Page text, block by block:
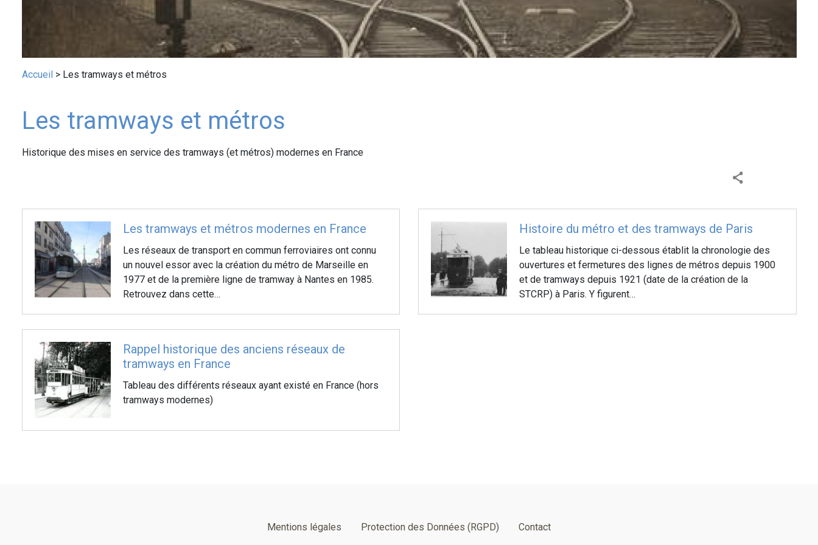
Fil
Accueil Les tramways et métros
Les tramways et métros
Contenu
Historique des mises en service des tramways (et métros) modernes en France
Les tramways et métros modernes en France
Les réseaux de transport en commun ferroviaires ont connu
un nouvel essor avec la création du métro de Marseille en
1977 et de la première ligne de tramway à Nantes en 1985.
Retrouvez dans cette…
Histoire du métro et des tramways de Paris
Le tableau historique ci-dessous établit la chronologie des
ouvertures et fermetures des lignes de métros depuis 1900
et de tramways depuis 1921 (date de la création de la
STCRP) à Paris. Y figurent…
Rappel historique des anciens réseaux de
tramways en France
Tableau des différents réseaux ayant existé en France (hors
tramways modernes)
Mentions légales Protection des Données (RGPD) Contact